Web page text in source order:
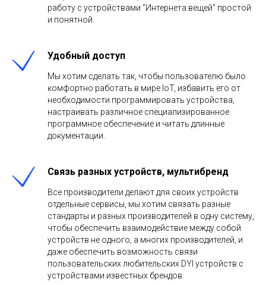
работу с устройствами "Интернета вещей" простой
и понятной.
Удобный доступ
Мы хотим сделать так, чтобы пользователю было
комфортно работать в мире IoT, избавить его от
необходимости программировать устройства,
настраивать различное специализированное
программное обеспечение и читать длинные
документации.
Связь разных устройств, мультибренд
Все производители делают для своих устройств
отдельные сервисы, мы хотим связать разные
стандарты и разных производителей в одну систему,
чтобы обеспечить взаимодействие между собой
устройств не одного, а многих производителей, и
даже обеспечить возможность связи
пользовательских любительских DYI устройств с
устройствами известных брендов.